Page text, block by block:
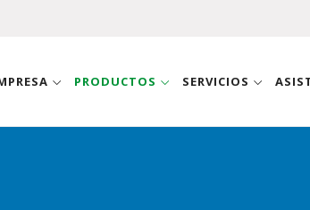
PRODUCTOS SERVICIOS